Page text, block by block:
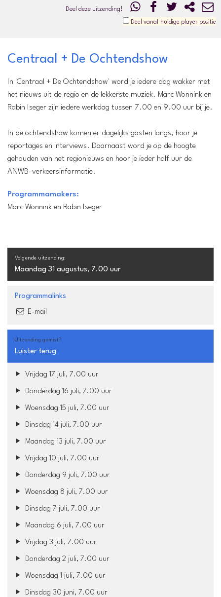
Deel deze uitzending!
Deel vanaf huidige player positie
Centraal + De Ochtendshow
In 'Centraal + De Ochtendshow' word je iedere dag wakker met
het nieuws uit de regio en de lekkerste muziek. Marc Wonnink en
Rabin Iseger zijn iedere werkdag tussen 7.00 en 9.00 uur bij je.
In de ochtendshow komen er dagelijks gasten langs, hoor je
reportages en interviews. Daarnaast word je op de hoogte
gehouden van het regionieuws en hoor je ieder half uur de
ANWB-verkeersinformatie.
Programmamakers:
Marc Wonnink en Rabin Iseger
Volgende uitzending:
Maandag 31 augustus, 7.00 uur
Programmalinks
E-mail
Uitzending gemist?
Luister terug
Vrijdag 17 juli, 7.00 uur
Donderdag 16 juli, 7.00 uur
Woensdag 15 juli, 7.00 uur
Dinsdag 14 juli, 7.00 uur
Maandag 13 juli, 7.00 uur
Vrijdag 10 juli, 7.00 uur
Donderdag 9 juli, 7.00 uur
Woensdag 8 juli, 7.00 uur
Dinsdag 7 juli, 7.00 uur
Maandag 6 juli, 7.00 uur
Vrijdag 3 juli, 7.00 uur
Donderdag 2 juli, 7.00 uur
Woensdag 1 juli, 7.00 uur
Dinsdag 30 juni, 7.00 uur